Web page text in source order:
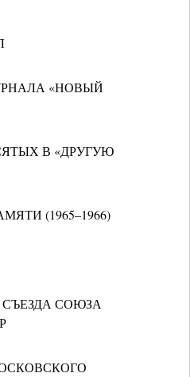
«НОВЫЙ
В «ДРУГУЮ
(1965–1966)
СОЮЗА